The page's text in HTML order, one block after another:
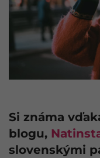
Si známa
blogu,
slovenskými